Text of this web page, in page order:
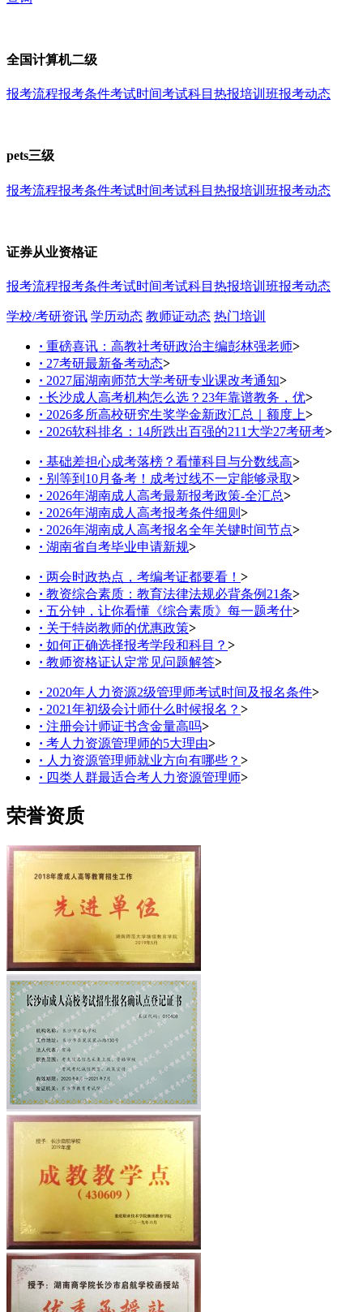
全国计算机二级
报考流程报考条件考试时间考试科目 热报培训班报考动态
pets三级
报考流程报考条件考试时间考试科目 热报培训班报考动态
证券从业资格证
报考流程报考条件考试时间考试科目 热报培训班报考动态
学校/考研资讯 学历动态 教师证动态 热门培训
· 重磅喜讯：高教社考研政治主编彭林强老师>
· 27考研最新备考动态>
· 2027届湖南师范大学考研专业课改考通知>
· 长沙成人高考机构怎么选？23年靠谱教务，优>
· 2026多所高校研究生奖学金新政汇总｜额度上>
· 2026软科排名：14所跌出百强的211大学27考研考>
· 基础差担心成考落榜？看懂科目与分数线高>
· 别等到10月备考！成考过线不一定能够录取>
· 2026年湖南成人高考最新报考政策-全汇总>
· 2026年湖南成人高考报考条件细则 >
· 2026年湖南成人高考报名全年关键时间节点>
· 湖南省自考毕业申请新规>
· 两会时政热点，考编考证都要看！ >
· 教资综合素质：教育法律法规必背条例21条>
· 五分钟，让你看懂《综合素质》每一题考什>
· 关于特岗教师的优惠政策>
· 如何正确选择报考学段和科目？ >
· 教师资格证认定常见问题解答>
· 2020年人力资源2级管理师考试时间及报名条件>
· 2021年初级会计师什么时候报名？ >
· 注册会计师证书含金量高吗>
· 考人力资源管理师的5大理由>
· 人力资源管理师就业方向有哪些？ >
· 四类人群最适合考人力资源管理师>
荣誉资质